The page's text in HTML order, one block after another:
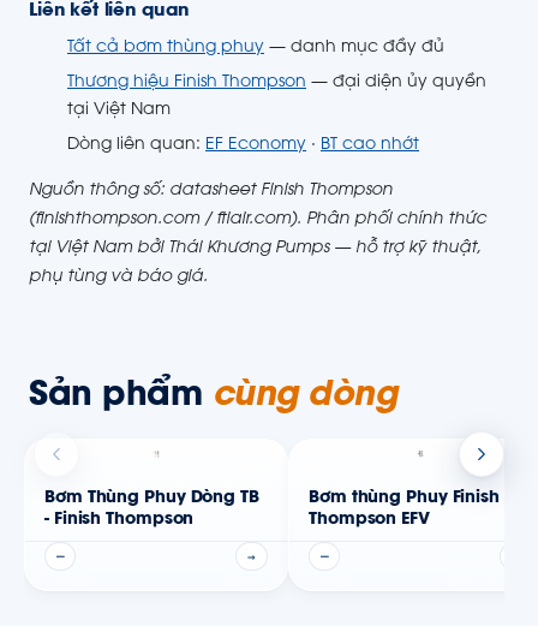
Liên kết liên quan
Tất cả bơm thùng phuy — danh mục đầy đủ
Thương hiệu Finish Thompson — đại diện ủy quyền
tại Việt Nam
Dòng liên quan: EF Economy · BT cao nhớt
Nguồn thông số: datasheet Finish Thompson
(finishthompson.com / ftiair.com). Phân phối chính thức
tại Việt Nam bởi Thái Khương Pumps — hỗ trợ kỹ thuật,
phụ tùng và báo giá.
Sản phẩm cùng dòng
Bơm Thùng Phuy Dòng TB
- Finish Thompson
— →
Bơm thùng Phuy Finish
Thompson EFV
—